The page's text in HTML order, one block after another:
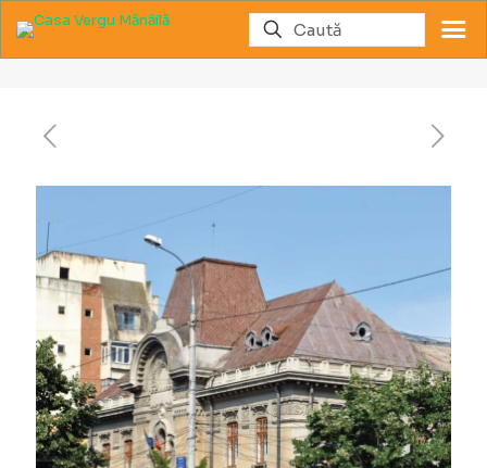
Biblioteca Judeţeană